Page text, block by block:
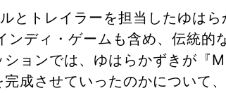
とトレイラーを担当したゆは
ンディ・ゲームも含め、伝統
ョンでは、ゆはらかずきが『
成させていったのかについて